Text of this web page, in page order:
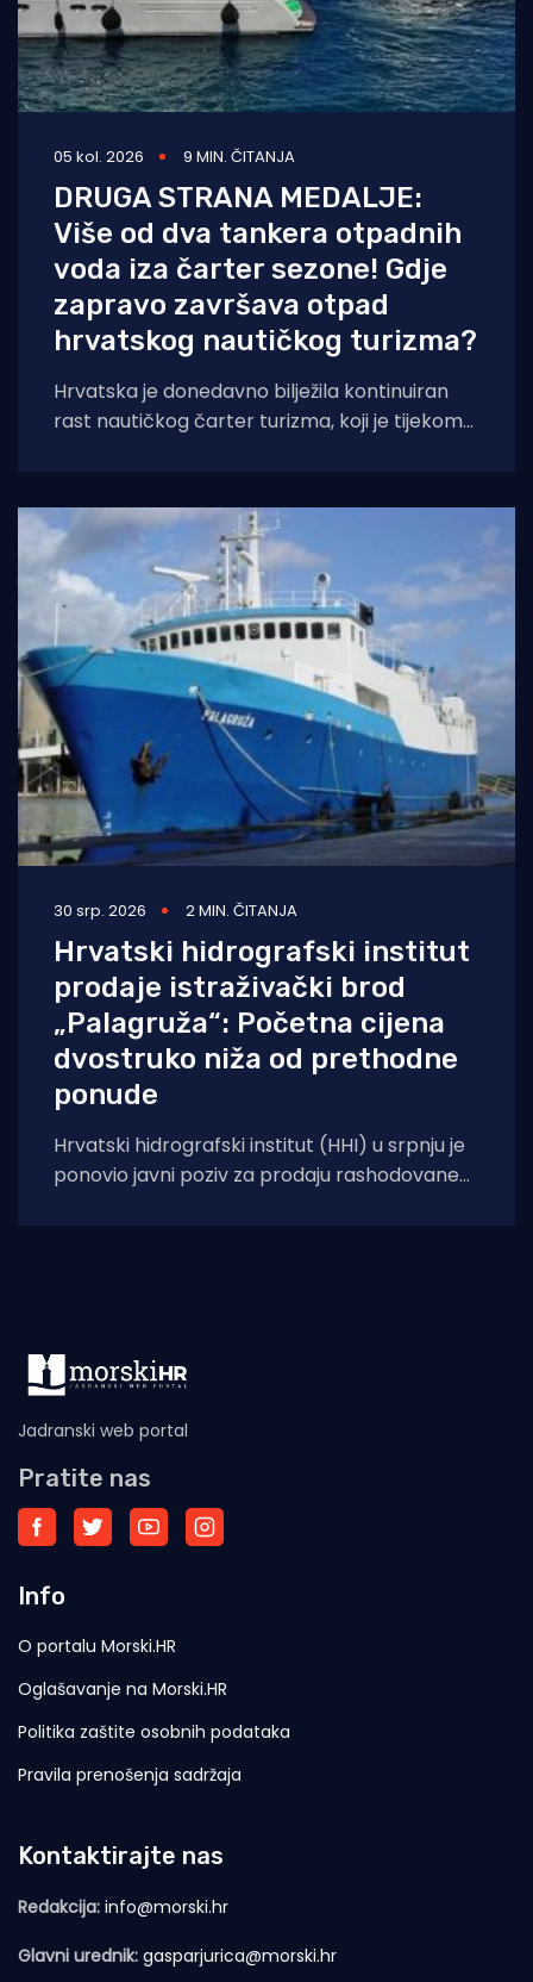
05 kol. 2026 9 MIN. ČITANJA
DRUGA STRANA MEDALJE:
Više od dva tankera otpadnih
voda iza čarter sezone! Gdje
zapravo završava otpad
hrvatskog nautičkog turizma?
Hrvatska je donedavno bilježila kontinuiran
rast nautičkog čarter turizma, koji je tijekom
30 srp. 2026 2 MIN. ČITANJA
Hrvatski hidrografski institut
prodaje istraživački brod
„Palagruža“: Početna cijena
dvostruko niža od prethodne
ponude
Hrvatski hidrografski institut (HHI) u srpnju je
ponovio javni poziv za prodaju rashodovane
Jadranski web portal
Pratite nas
Info
O portalu Morski.HR
Oglašavanje na Morski.HR
Politika zaštite osobnih podataka
Pravila prenošenja sadržaja
Kontaktirajte nas
Redakcija: info@morski.hr
Glavni urednik: gasparjurica@morski.hr